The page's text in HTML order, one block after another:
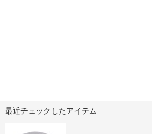
最近チェックしたアイテム